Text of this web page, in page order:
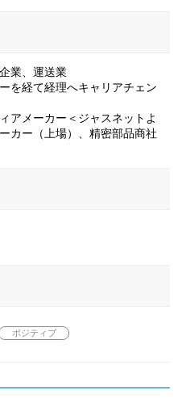
業、運送業
を経て経理へキャリアチェン
アメーカー＜ジャスネットよ
カー（上場）、精密部品商社
ポジティブ